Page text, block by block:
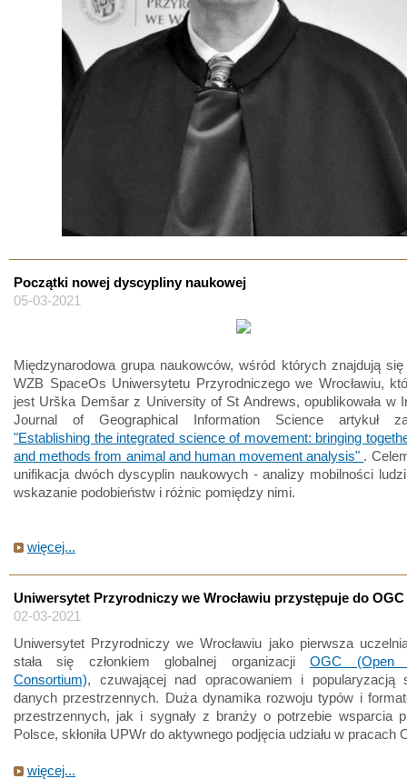
Początki nowej dyscypliny naukowej
05-03-2021
Międzynarodowa grupa naukowców, wśród których znajdują
WZB SpaceOs Uniwersytetu Przyrodniczego we Wrocławiu,
jest Urška Demšar z University of St Andrews, opublikowała w
Journal of Geographical Information Science artykuł
"Establishing the integrated science of movement: bringing
and methods from animal and human movement analysis" .
unifikacja dwóch dyscyplin naukowych - analizy mobilności
wskazanie podobieństw i różnic pomiędzy nimi.
więcej...
Uniwersytet Przyrodniczy we Wrocławiu przystępuje do OGC
02-03-2021
Uniwersytet Przyrodniczy we Wrocławiu jako pierwsza
stała się członkiem globalnej organizacjiOGC (Open
Consortium), czuwającej nad opracowaniem i popularyzacją
danych przestrzennych. Duża dynamika rozwoju typów i
przestrzennych, jak i sygnały z branży o potrzebie wsparcia
Polsce, skłoniła UPWr do aktywnego podjęcia udziału w pracach
więcej...